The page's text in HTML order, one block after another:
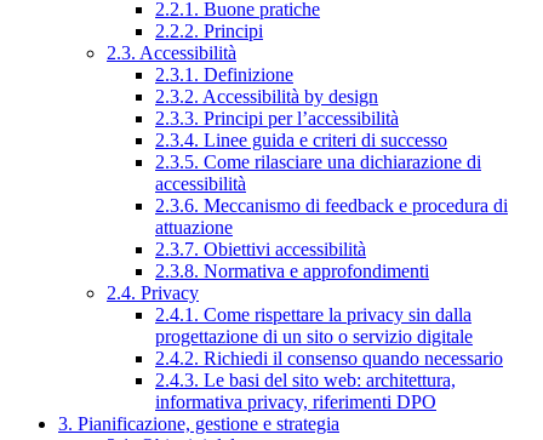
2.2.1. Buone pratiche
2.2.2. Principi
2.3. Accessibilità
2.3.1. Definizione
2.3.2. Accessibilità by design
2.3.3. Principi per l’accessibilità
2.3.4. Linee guida e criteri di successo
2.3.5. Come rilasciare una dichiarazione di
accessibilità
2.3.6. Meccanismo di feedback e procedura di
attuazione
2.3.7. Obiettivi accessibilità
2.3.8. Normativa e approfondimenti
2.4. Privacy
2.4.1. Come rispettare la privacy sin dalla
progettazione di un sito o servizio digitale
2.4.2. Richiedi il consenso quando necessario
2.4.3. Le basi del sito web: architettura,
informativa privacy, riferimenti DPO
3. Pianificazione, gestione e strategia